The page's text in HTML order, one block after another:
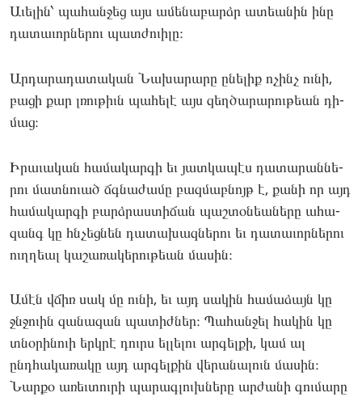
Աւե­լին՝ պա­հան­ջեց այս ամե­նաբարձր ատեանին ինը
դա­տաւոր­նե­րու պատ­ժո­ւիլը։
Ար­դա­րադա­տական Նա­խարա­րը ընե­լիք ոչինչ ու­նի,
բա­ցի քար լռու­թիւն պա­հելէ այս զեղ­ծա­րարու­թեան դի­
մաց։
Իրա­ւական հա­մակար­գի եւ յատ­կա­պէս դա­տարան­նե­
րու մատ­նո­ւած ճգնա­ժամը բազ­մաբնոյթ է, քա­նի որ այդ
հա­մակար­գի բարձրաս­տի­ճան պաշ­տօ­նեանե­րը ահա­
զանգ կը հնչեց­նեն դա­տախազ­նե­րու եւ դա­տաւոր­նե­րու
ուղղեալ կա­շառա­կերու­թեան մա­սին։
Ամէն վճիռ սակ մը ու­նի, եւ այդ սա­կին հա­մաձայն կը
ջնջո­ւին զա­նազան պա­տիժ­ներ։ Պա­հան­ջել հա­կին կը
տնօ­րինո­ւի երկրէ դուրս ել­լե­լու ար­գելքի, կամ ալ
ընդհա­կառա­կը այդ ար­գելքին վե­րանա­լուն մա­սին։
Նար­քօ առեւ­տուրի պա­րագ­լուխնե­րը ար­ժա­նի գու­մա­րը